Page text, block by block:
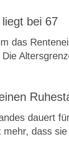
bei 67
das
dauert
dass